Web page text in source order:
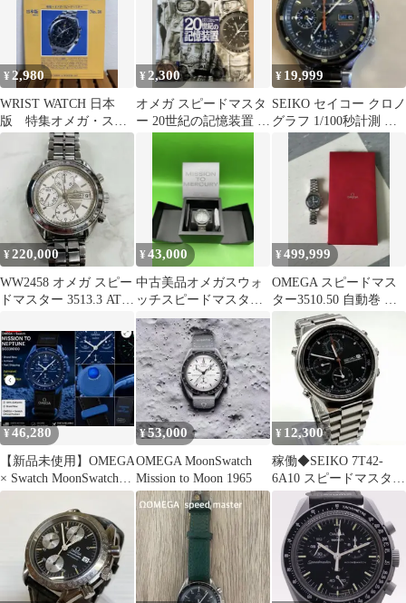
¥ 2,980
WRIST WATCH 日本
版 特集オメガ・スピ
ードマスター No.14
¥ 2,300
オメガ スピードマスタ
ー 20世紀の記憶装置 ム
¥ 19,999
SEIKO セイコー クロノ
グラフ 1/100秒計測 腕
時計
¥220,000
WW2458 オメガ スピー
ドマスター 3513.3 AT/
¥43,000
中古美品オメガスウォ
ッチスピードマスター
時計グレー
¥499,999
OMEGA スピードマス
ター3510.50 自動巻 箱
¥46,280
【新品未使用】OMEGA
× Swatch MoonSwatch
MISSION
¥53,000
OMEGA MoonSwatch
Mission to Moon 1965
¥ 12,300
稼働◆SEIKO 7T42-
6A10 スピードマスター
クロノグラフ 腕時計